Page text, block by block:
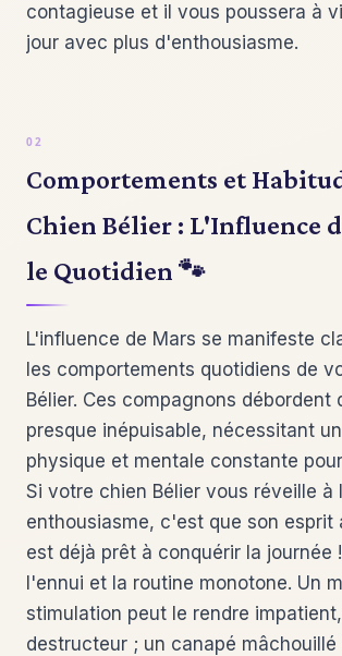
contagieuse et il vous poussera à
jour avec plus d'enthousiasme.
Comportements et
Chien Bélier : L'Influence
le Quotidien 🐾
L'influence de Mars se manifeste
les comportements quotidiens de
Bélier. Ces compagnons débordent
presque inépuisable, nécessitant
physique et mentale constante
Si votre chien Bélier vous réveille à
enthousiasme, c'est que son esprit
est déjà prêt à conquérir la journée
l'ennui et la routine monotone. Un
stimulation peut le rendre
destructeur ; un canapé mâchouillé